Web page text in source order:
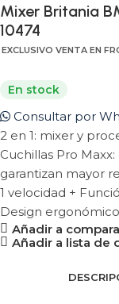
Mixer Britania
10474
EXCLUSIVO VENTA EN
En stock
Consultar por
2 en 1: mixer y
Cuchillas Pro
garantizan mayor
1 velocidad +
Design ergonómico
Añadir a
Añadir a lista de